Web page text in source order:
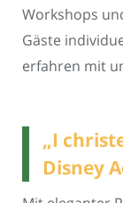
Workshops
Gäste
erfahren mit
„I
Disney